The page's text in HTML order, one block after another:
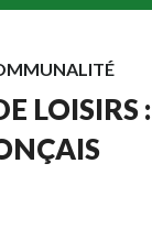
LOISIRS :